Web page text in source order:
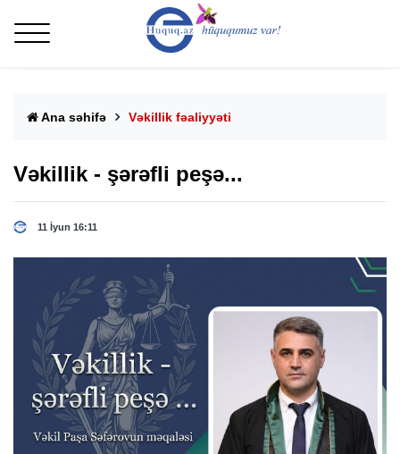
Ana səhifə Vəkillik fəaliyyəti
Vəkillik - şərəfli peşə...
11 İyun 16:11